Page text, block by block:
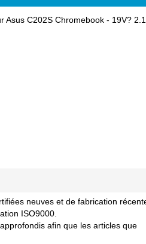
Asus C202S Chromebook - 19V?
neuves et de fabrication
ISO9000.
afin que les articles que